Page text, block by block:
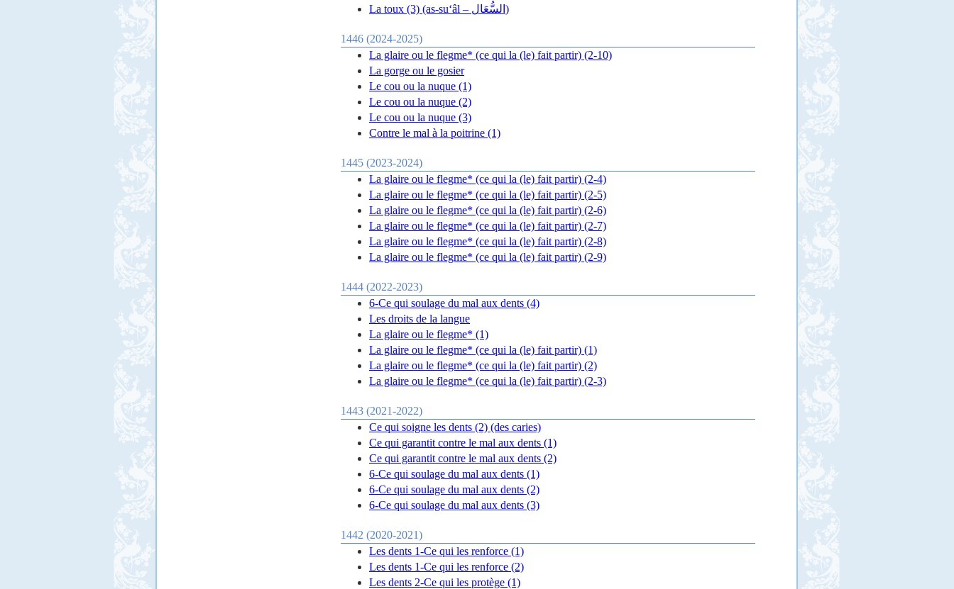
La toux (3) (as-su‘âl – السُّعَال)
1446 (2024-2025)
La glaire ou le flegme* (ce qui la (le) fait partir) (2-10)
La gorge ou le gosier
Le cou ou la nuque (1)
Le cou ou la nuque (2)
Le cou ou la nuque (3)
Contre le mal à la poitrine (1)
1445 (2023-2024)
La glaire ou le flegme* (ce qui la (le) fait partir) (2-4)
La glaire ou le flegme* (ce qui la (le) fait partir) (2-5)
La glaire ou le flegme* (ce qui la (le) fait partir) (2-6)
La glaire ou le flegme* (ce qui la (le) fait partir) (2-7)
La glaire ou le flegme* (ce qui la (le) fait partir) (2-8)
La glaire ou le flegme* (ce qui la (le) fait partir) (2-9)
1444 (2022-2023)
6-Ce qui soulage du mal aux dents (4)
Les droits de la langue
La glaire ou le flegme* (1)
La glaire ou le flegme* (ce qui la (le) fait partir) (1)
La glaire ou le flegme* (ce qui la (le) fait partir) (2)
La glaire ou le flegme* (ce qui la (le) fait partir) (2-3)
1443 (2021-2022)
Ce qui soigne les dents (2) (des caries)
Ce qui garantit contre le mal aux dents (1)
Ce qui garantit contre le mal aux dents (2)
6-Ce qui soulage du mal aux dents (1)
6-Ce qui soulage du mal aux dents (2)
6-Ce qui soulage du mal aux dents (3)
1442 (2020-2021)
Les dents 1-Ce qui les renforce (1)
Les dents 1-Ce qui les renforce (2)
Les dents 2-Ce qui les protège (1)